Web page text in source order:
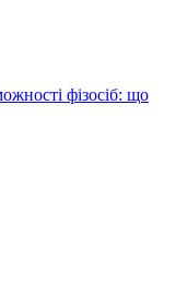
фізосіб: що